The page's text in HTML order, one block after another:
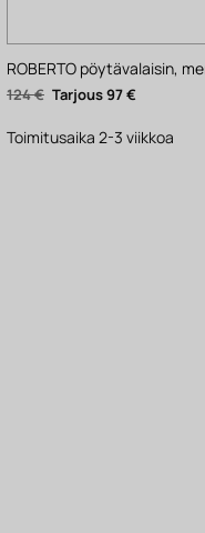
ROBERTO pöytävalaisin,
124€ Alkuperäinen
hinta
124 €.
97€Nykyinen
hinta
97 €.
Toimitusaika 2-3 viikkoa